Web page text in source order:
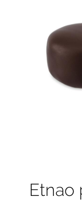
Etnao